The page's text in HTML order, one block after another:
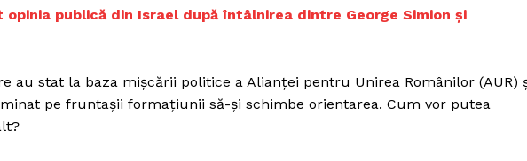
publică din Israel după întâlnirea dintre George Simion și
au stat la baza mișcării politice a Alianței pentru Unirea Românilor (AUR)
pe fruntașii formațiunii să-și schimbe orientarea. Cum vor putea